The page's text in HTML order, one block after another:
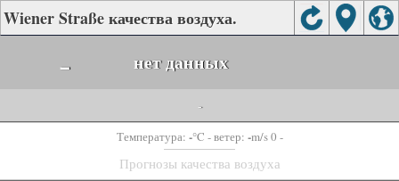
Wiener Straße качества воздуха.
- нет данных
-
Температура: -°C - ветер: -m/s 0 -
Прогнозы качества воздуха